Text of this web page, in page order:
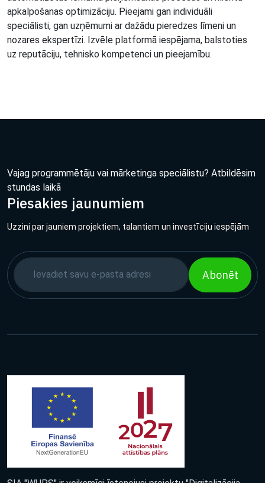
apkalpošanas optimizāciju. Pieejami gan individuāli
speciālisti, gan uzņēmumi ar dažādu pieredzes līmeni un
nozares ekspertīzi. Izvēle platformā iespējama, balstoties
uz reputāciju, tehnisko kompetenci un pieejamību.
Vajag programmētāju vai mārketinga speciālistu? Atbildēsim
stundas laikā
Piesakies jaunumiem
Uzzini par jauniem projektiem, talantiem un investīciju iespējām
Abonēt